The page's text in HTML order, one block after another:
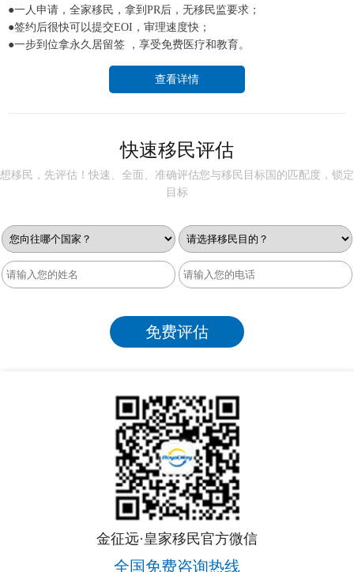
●一人申请，全家移民，拿到PR后，无移民监要求；
●签约后很快可以提交EOI，审理速度快；
●一步到位拿永久居留签 ，享受免费医疗和教育。
查看详情
快速移民评估
想移民，先评估！快速、全面、准确评估您与移民目标国的匹配度，锁定
目标
金征远·皇家移民官方微信
全国免费咨询热线